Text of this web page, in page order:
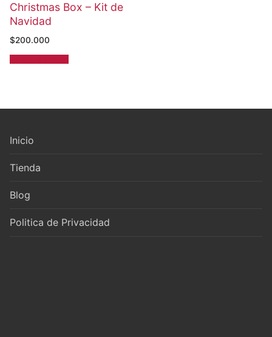
Christmas Box – Kit de
Navidad
$200.000
Inicio
Tienda
Blog
Politica de Privacidad